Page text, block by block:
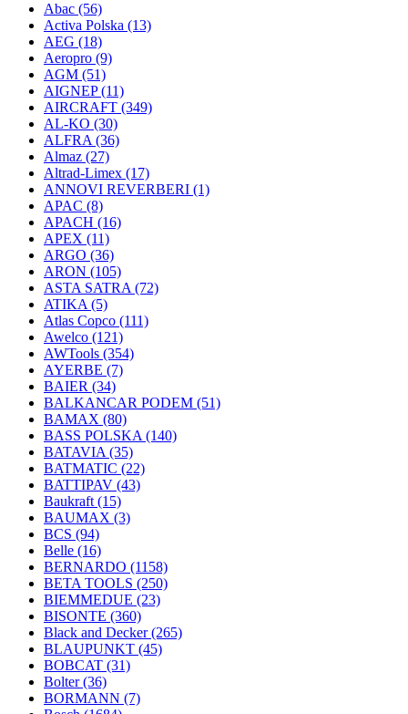
Abac (56)
Activa Polska (13)
AEG (18)
Aeropro (9)
AGM (51)
AIGNEP(11)
AIRCRAFT (349)
AL-KO (30)
ALFRA (36)
Almaz (27)
Altrad-Limex (17)
ANNOVI REVERBERI (1)
APAC (8)
APACH (16)
APEX (11)
ARGO (36)
ARON (105)
ASTA SATRA (72)
ATIKA (5)
Atlas Copco (111)
Awelco (121)
AWTools (354)
AYERBE (7)
BAIER (34)
BALKANCAR PODEM (51)
BAMAX (80)
BASS POLSKA (140)
BATAVIA (35)
BATMATIC (22)
BATTIPAV (43)
Baukraft (15)
BAUMAX (3)
BCS (94)
Belle (16)
BERNARDO (1158)
BETA TOOLS (250)
BIEMMEDUE (23)
BISONTE (360)
Black and Decker(265)
BLAUPUNKT (45)
BOBCAT (31)
Bolter(36)
BORMANN (7)